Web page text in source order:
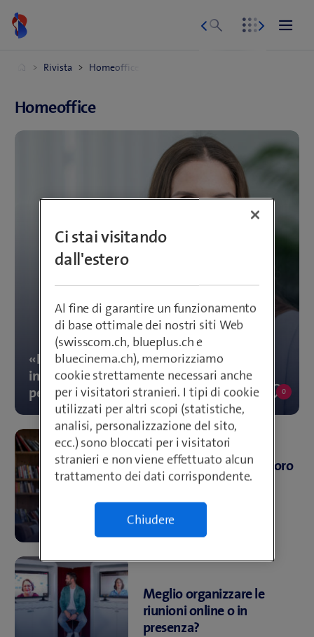
Homeoffice
0
0
likes
«Le PMI devono diventare più
interessanti per contrastare la carenza di
personale qualificato»
Come le PMI curano le loro
relazioni (anche)
digitalmente
Meglio organizzare le
riunioni online o in
presenza?
Ci stai visitando
dall'estero
Al fine di garantire un funzionamento
di base ottimale dei nostri siti Web
(swisscom.ch, blueplus.ch e
bluecinema.ch), memorizziamo
cookie strettamente necessari anche
per i visitatori stranieri. I tipi di cookie
utilizzati per altri scopi (statistiche,
analisi, personalizzazione del sito,
ecc.) sono bloccati per i visitatori
stranieri e non viene effettuato alcun
trattamento dei dati corrispondente.
Chiudere